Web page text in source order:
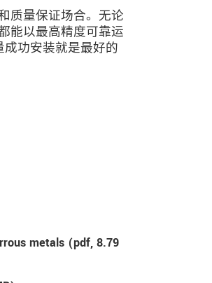
质量保证场合。无论
能以最高精度可靠运
功安装就是最好的
metals (pdf, 8.79